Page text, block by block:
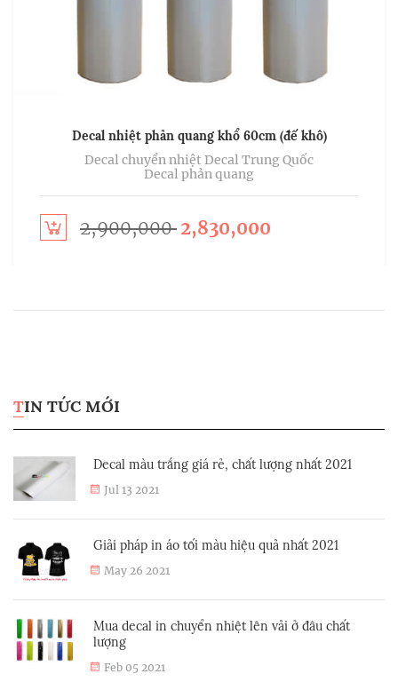
Decal nhiệt phản quang khổ 60cm (đế khô)
Decal chuyển nhiệt Decal Trung Quốc
Decal phản quang
options 2,900,000 2,830,000
TIN TỨC MỚI
Decal màu trắng giá rẻ, chất lượng nhất 2021
Jul 13 2021
Giải pháp in áo tối màu hiệu quả nhất 2021
May 26 2021
Mua decal in chuyển nhiệt lên vải ở đâu chất
lượng
Feb 05 2021